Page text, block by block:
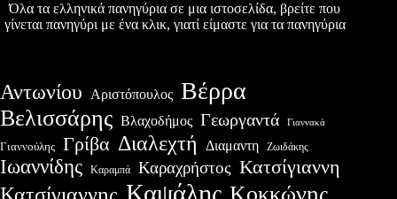
Όλα τα ελληνικά πανηγύρια σε μια ιστοσελίδα, βρείτε που
γίνεται πανηγύρι με ένα κλικ, γιατί είμαστε για τα πανηγύρια
Αντωνίου Αριστόπουλος Βέρρα
Βελισσάρης Βλαχοδήμος Γεωργαντά Γιαννακά
Γιαννούλης Γρίβα Διαλεχτή Διαμαντη Ζωιδάκης
Ιωαννίδης Καραμπά Καραχρήστος Κατσίγιαννη
Καψάλης